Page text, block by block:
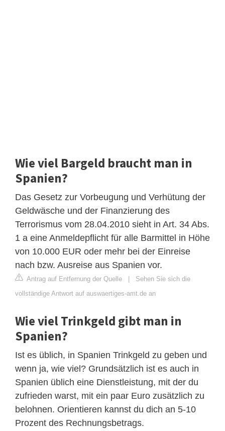
Wie viel Bargeld braucht man in
Spanien?
Das Gesetz zur Vorbeugung und Verhütung der
Geldwäsche und der Finanzierung des
Terrorismus vom 28.04.2010 sieht in Art. 34 Abs.
1 a eine Anmeldepflicht für alle Barmittel in Höhe
von 10.000 EUR oder mehr bei der Einreise
nach bzw. Ausreise aus Spanien vor.
Antrag auf Entfernung der Quelle | Sehen Sie sich die
vollständige Antwort auf auswaertiges-amt.de an
Wie viel Trinkgeld gibt man in
Spanien?
Ist es üblich, in Spanien Trinkgeld zu geben und
wenn ja, wie viel? Grundsätzlich ist es auch in
Spanien üblich eine Dienstleistung, mit der du
zufrieden warst, mit ein paar Euro zusätzlich zu
belohnen. Orientieren kannst du dich an 5-10
Prozent des Rechnungsbetrags.